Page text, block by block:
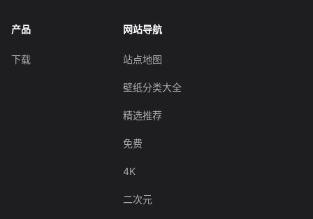
产品
下载
网站导航
站点地图
壁纸分类大全
精选推荐
免费
4K
二次元